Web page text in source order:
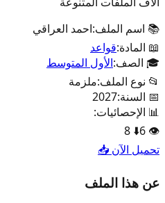
📚 اسم الملف:احمد العراقي
📖 المادة:قواعد
🎓 الصف:الأول المتوسط
📂 نوع الملف:ملزمة
📅 السنة:2027
📊 الإحصائيات:
👁️
6
⬇️
8
تحميل الآن 📥
عن هذا الملف